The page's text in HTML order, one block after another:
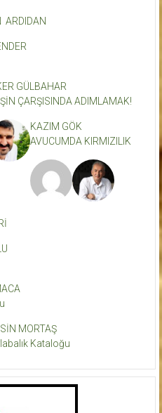
ARDIDAN
GÜLBAHAR
ÇARŞISINDA ADIMLAMAK!
KAZIM GÖK
AVUCUMDA KIRMIZILIK
MORTAŞ
Kataloğu